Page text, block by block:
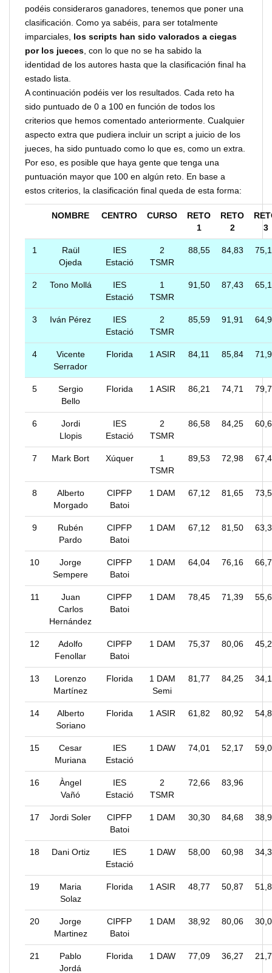
podéis consideraros ganadores, tenemos que poner una
clasificación. Como ya sabéis, para ser totalmente
imparciales, los scripts han sido valorados a ciegas
por los jueces , con lo que no se ha sabido la
identidad de los autores hasta que la clasificación final ha
estado lista.
A continuación podéis ver los resultados. Cada reto ha
sido puntuado de 0 a 100 en función de todos los
criterios que hemos comentado anteriormente. Cualquier
aspecto extra que pudiera incluir un script a juicio de los
jueces, ha sido puntuado como lo que es, como un extra.
Por eso, es posible que haya gente que tenga una
puntuación mayor que 100 en algún reto. En base a
estos criterios, la clasificación final queda de esta forma:
NOMBRE CENTRO CURSO
RETO
1
RETO
2
3
1
Raül
Ojeda
IES
Estació
2
TSMR
88,55 84,83
2 Tono Mollá
IES
Estació
1
TSMR
91,50 87,43
3 Iván Pérez
IES
Estació
2
TSMR
85,59 91,91
4
Vicente
Serrador
Florida 1 ASIR 84,11 85,84
5
Sergio
Bello
Florida 1 ASIR 86,21 74,71
6
Jordi
Llopis
IES
Estació
2
TSMR
86,58 84,25
7 Mark Bort Xúquer
1
TSMR
89,53 72,98
8
Alberto
Morgado
CIPFP
Batoi
1 DAM 67,12 81,65
9
Rubén
Pardo
CIPFP
Batoi
1 DAM 67,12 81,50
10
Jorge
Sempere
CIPFP
Batoi
1 DAM 64,04 76,16
11
Juan
Carlos
Hernández
CIPFP
Batoi
1 DAM 78,45 71,39
12
Adolfo
Fenollar
CIPFP
Batoi
1 DAM 75,37 80,06
13
Lorenzo
Martínez
Florida
1 DAM
Semi
81,77 84,25
14
Alberto
Soriano
Florida 1 ASIR 61,82 80,92
15
Cesar
Muriana
IES
Estació
1 DAW 74,01 52,17
16
Àngel
Vañó
IES
Estació
2
TSMR
72,66 83,96
17 Jordi Soler
CIPFP
Batoi
1 DAM 30,30 84,68
18 Dani Ortiz
IES
Estació
1 DAW 58,00 60,98
19
Maria
Solaz
Florida 1 ASIR 48,77 50,87
20
Jorge
Martinez
CIPFP
Batoi
1 DAM 38,92 80,06
21
Pablo
Jordá
Florida 1 DAW 77,09 36,27